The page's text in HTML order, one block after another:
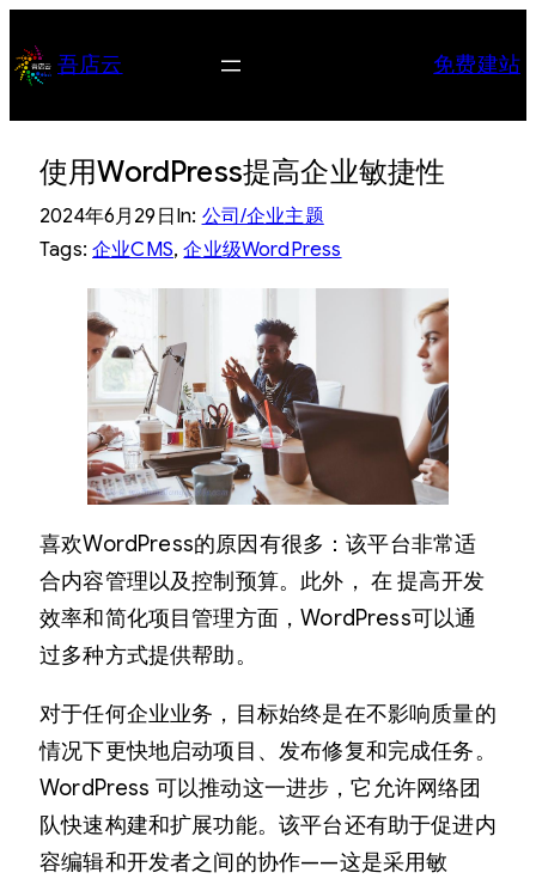
至
吾店云 免费建站
使用WordPress提高企业敏捷性
2024年6月29日 In: 公司/企业主题
Tags:企业CMS, 企业级WordPress
喜欢WordPress的原因有很多：该平台非常适
合内容管理以及控制预算。此外， 在 提高开发
效率和简化项目管理方面，WordPress可以通
过多种方式提供帮助。
对于任何企业业务，目标始终是在不影响质量的
情况下更快地启动项目、发布修复和完成任务。
WordPress 可以推动这一进步，它允许网络团
队快速构建和扩展功能。该平台还有助于促进内
容编辑和开发者之间的协作——这是采用敏